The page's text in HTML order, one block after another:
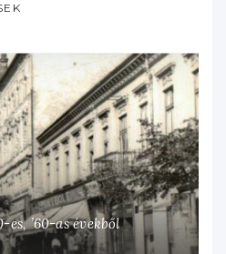
es, ’60-as évekből